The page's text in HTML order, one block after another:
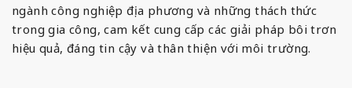
ngành công nghiệp địa phương và những thách thức
trong gia công, cam kết cung cấp các giải pháp bôi trơn
hiệu quả, đáng tin cậy và thân thiện với môi trường.